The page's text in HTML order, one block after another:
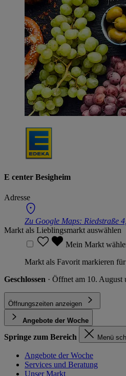
E center Besigheim
Adresse
Zu Google Maps: Riedstraße
Markt als Lieblingsmarkt auswählen
Mein Markt
Markt als Favorit markieren
Geschlossen · Öffnet am 10.
Öffnungszeiten anzeigen
Angebote der Woche
Springe zum Bereich Menü
Angebote der Woche
Services und Beratung
Unser Markt